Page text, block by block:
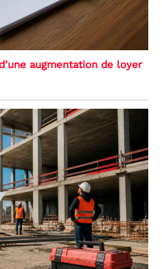
augmentation de loyer